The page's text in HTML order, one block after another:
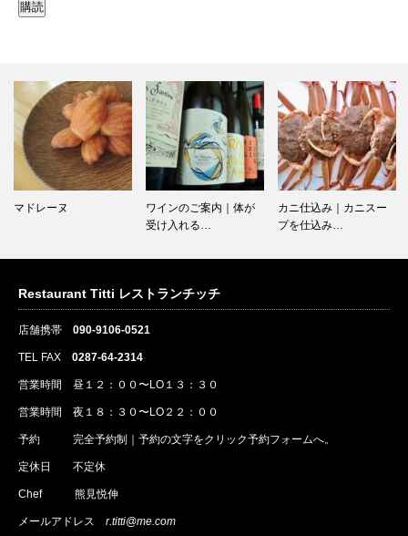
マドレーヌ
ワインのご案内｜体が
受け入れる…
カニ仕込み｜カニスー
プを仕込み…
Restaurant Titti レストランチッチ
店舗携帯 090-9106-0521
TEL FAX 0287-64-2314
営業時間 昼１２：００〜LO１３：３０
営業時間 夜１８：３０〜LO２２：００
予約 完全予約制｜ 予約の文字をクリック予約フォームへ。
定休日 不定休
Chef 熊見悦伸
メールアドレス r.titti@me.com